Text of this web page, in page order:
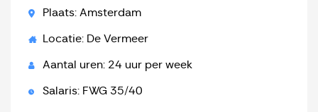
Plaats: Amsterdam
Locatie: De Vermeer
Aantal uren: 24 uur per week
Salaris: FWG 35/40